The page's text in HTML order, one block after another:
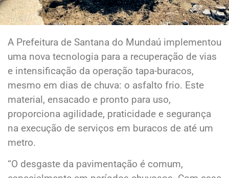
A Prefeitura de Santana do Mundaú implementou
uma nova tecnologia para a recuperação de vias
e intensificação da operação tapa-buracos,
mesmo em dias de chuva: o asfalto frio. Este
material, ensacado e pronto para uso,
proporciona agilidade, praticidade e segurança
na execução de serviços em buracos de até um
metro.
“O desgaste da pavimentação é comum,